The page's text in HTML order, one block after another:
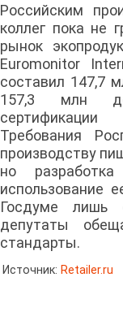
Российским
коллег пока не
рынок
Euromonitor
составил 147,7
157,3 млн
Требования
производству
но разработка
использование
Госдуме лишь
депутаты
стандарты.
Источник: Retailer.ru